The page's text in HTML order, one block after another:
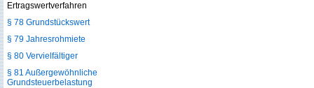
Ertragswertverfahren
§ 78 Grundstückswert
§ 79 Jahresrohmiete
§ 80 Vervielfältiger
§ 81 Außergewöhnliche
Grundsteuerbelastung